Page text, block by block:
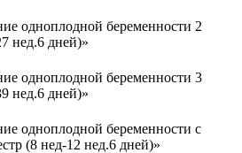
одноплодной беременности 2
нед.6 дней)»
одноплодной беременности 3
нед.6 дней)»
одноплодной беременности с
(8 нед-12 нед.6 дней)»